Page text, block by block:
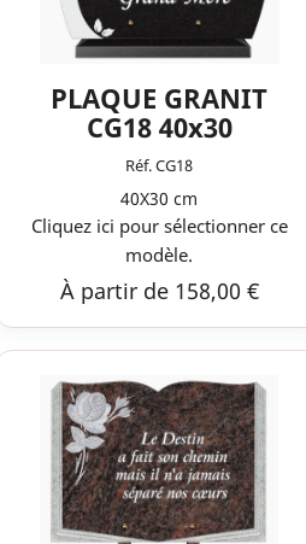
PLAQUE GRANIT
CG18 40x30
Réf. CG18
40X30 cm
Cliquez ici pour sélectionner ce
modèle.
À partir de 158,00 €